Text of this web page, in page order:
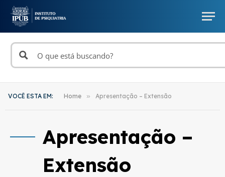
VOCÊ ESTA EM: Home » Apresentação – Extensão
Apresentação –
Extensão